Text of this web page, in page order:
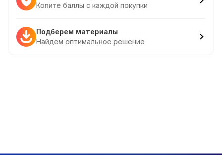
Копите баллы с каждой покупки
Подберем материалы
Найдем оптимальное решение